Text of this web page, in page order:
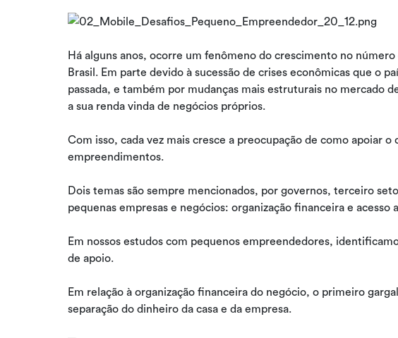
Há alguns anos, ocorre um fenômeno do crescimento no
Brasil. Em parte devido à sucessão de crises econômicas que o
passada, e também por mudanças mais estruturais no mercado
a sua renda vinda de negócios próprios.
Com isso, cada vez mais cresce a preocupação de como apoiar
empreendimentos.
Dois temas são sempre mencionados, por governos, terceiro
pequenas empresas e negócios: organização financeira e acesso
Em nossos estudos com pequenos empreendedores,
de apoio.
Em relação à organização financeira do negócio, o primeiro
separação do dinheiro da casa e da empresa.